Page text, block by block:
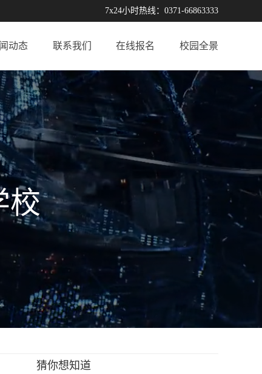
7x24小时热线：0371-66863333
动态 联系我们 在线报名 校园全景
校
猜你想知道